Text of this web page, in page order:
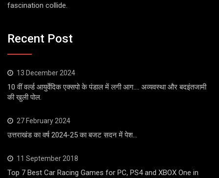
fascination collide.
Recent Post
13 December 2024
10 वीं वर्ल्ड आयुर्वेदिक एक्सपो के पंडाल में लगी आग…. अव्यवस्था और बदइंतजामी
की खुली पोल.
27 February 2024
उत्तराखंड का वर्ष 2024-25 का बजट सदन में पेश…
11 September 2018
Top 7 Best Car Racing Games for PC, PS4 and XBOX One in